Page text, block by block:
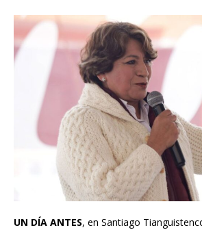
UN DÍA ANTES, en Santiago